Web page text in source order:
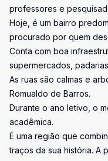
professores e
Hoje, é um bairro
procurado por quem
Conta com boa
supermercados,
As ruas são calmas e
Romualdo de Barros.
Durante o ano letivo, o
acadêmica.
É uma região que
traços da sua história. A